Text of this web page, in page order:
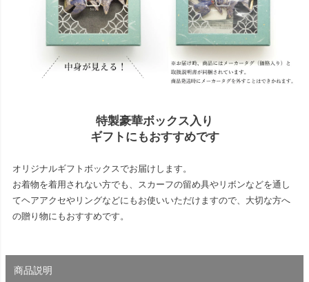
特製豪華ボックス入り
ギフトにもおすすめです
オリジナルギフトボックスでお届けします。
お着物を着用されない方でも、スカーフの留め具やリボンなどを通し
てヘアアクセやリングなどにもお使いいただけますので、大切な方へ
の贈り物にもおすすめです。
商品説明